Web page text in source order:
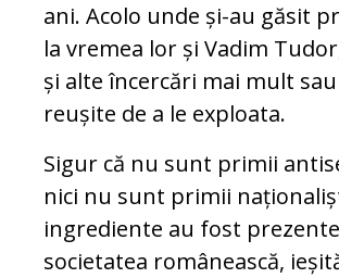
ani. Acolo unde și-au găsit
la vremea lor și Vadim
și alte încercări mai mult
reușite de a le exploata.
Sigur că nu sunt primii
nici nu sunt primii
ingrediente au fost
societatea românească,